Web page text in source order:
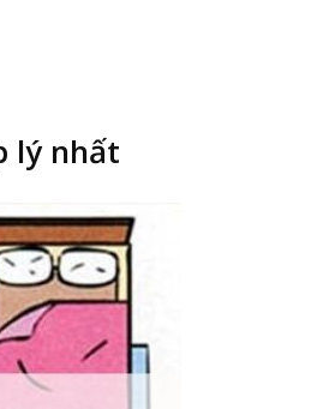
lý nhất